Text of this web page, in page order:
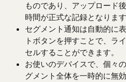
ものであり、アップロード
時間が正式な記録となります
セグメント通知は自動的に
トボタンを押すことで、ラ
セルすることができます。
お使いのデバイスで、個々
グメント全体を一時的に無